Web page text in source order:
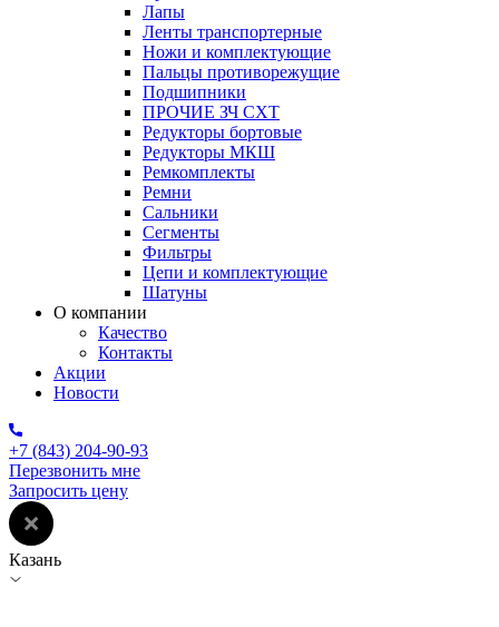
Лапы
Ленты транспортерные
Ножи и комплектующие
Пальцы противорежущие
Подшипники
ПРОЧИЕ ЗЧ СХТ
Редукторы бортовые
Редукторы МКШ
Ремкомплекты
Ремни
Сальники
Сегменты
Фильтры
Цепи и комплектующие
Шатуны
О компании
Качество
Контакты
Акции
Новости
+7 (843) 204-90-93
Перезвонить мне
Запросить цену
Казань